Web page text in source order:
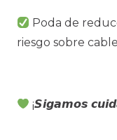
Poda de
riesgo sobre
¡𝙎𝙞𝙜𝙖𝙢𝙤𝙨